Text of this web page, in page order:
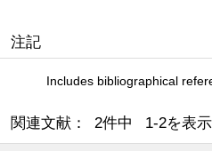
注記
Includes bibliographical
関連文献： 2件中 1-2を表示